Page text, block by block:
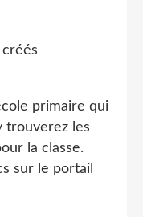
primaire qui
trouverez les
la classe.
sur le portail